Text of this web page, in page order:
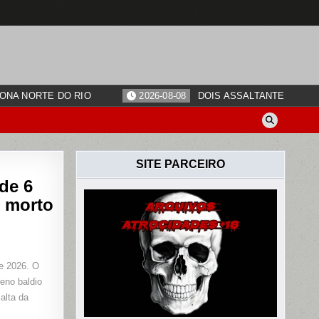
NORTE DO RIO 2026-08-08 DOIS ASSALTANTES
6
morto
2026. O
baldio
da
SITE PARCEIRO